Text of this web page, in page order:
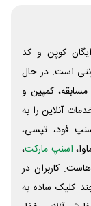
کوپن و کد
است. در حال
کمپین و
آنلاین را به
فود، تپسی،
اسنپ مارکت،
کاربران در
کلیک ساده به